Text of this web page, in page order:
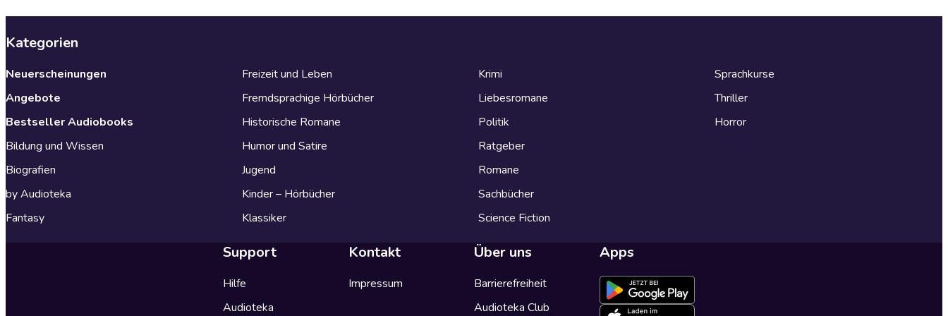
Kategorien
Neuerscheinungen
Angebote
Bestseller Audiobooks
Bildung und Wissen
Biografien
by Audioteka
Fantasy
Freizeit und Leben
Fremdsprachige Hörbücher
Historische Romane
Humor und Satire
Jugend
Kinder – Hörbücher
Klassiker
Krimi
Liebesromane
Politik
Ratgeber
Romane
Sachbücher
Science Fiction
Sprachkurse
Thriller
Horror
Support
Hilfe
Audioteka
Kontakt
Impressum
Über uns
Barrierefreiheit
Audioteka Club
Apps